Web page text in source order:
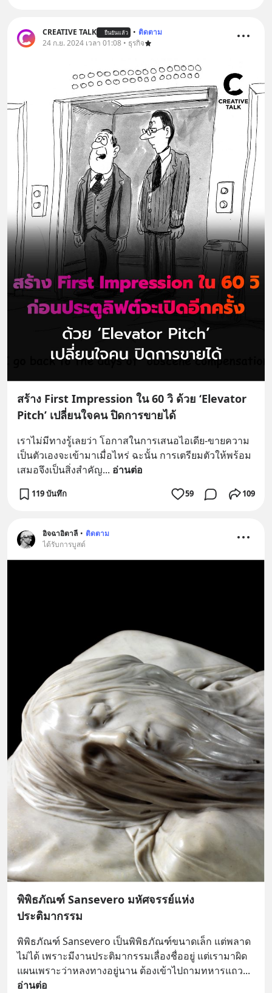
CREATIVE TALK ยืนยันแล้ว • ติดตาม
24 ก.ย. 2024 เวลา 01:08 • ธุรกิจ
สร้าง First Impression ใน 60 วิ ด้วย ‘Elevator
Pitch’ เปลี่ยนใจคน ปิดการขายได้
เราไม่มีทางรู้เลยว่า โอกาสในการเสนอไอเดีย-ขายความ
เป็นตัวเองจะเข้ามาเมื่อไหร่ ฉะนั้น การเตรียมตัวให้พร้อม
เสมอจึงเป็นสิ่งสำคัญ... อ่านต่อ
119 บันทึก 59 109
อิจฉาอิตาลี • ติดตาม
ได้รับการบูสต์
พิพิธภัณฑ์ Sansevero มหัศจรรย์แห่ง
ประติมากรรม
พิพิธภัณฑ์ Sansevero เป็นพิพิธภัณฑ์ขนาดเล็ก แต่พลาด
ไม่ได้ เพราะมีงานประติมากรรมเลื่องชื่ออยู่ แต่เรามาผิด
แผนเพราะว่าหลงทางอยู่นาน ต้องเข้าไปถามทหารแถว
อ่านต่อ